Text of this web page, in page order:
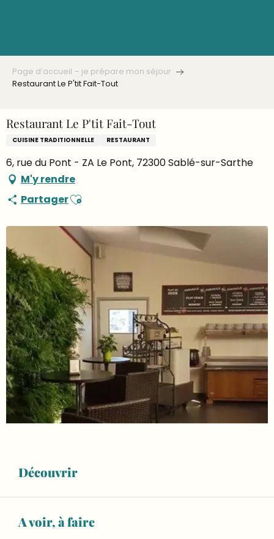
Découvrir
A voir, à faire
Page d’accueil – je prépare mon séjour
Restaurant Le P'tit Fait-Tout
Restaurant Le P'tit Fait-Tout
CUISINE TRADITIONNELLE RESTAURANT
6, rue du Pont - ZA Le Pont, 72300 Sablé-sur-Sarthe
M'y rendre
PartagerAjouter aux favoris
Ouverture et coordonnées